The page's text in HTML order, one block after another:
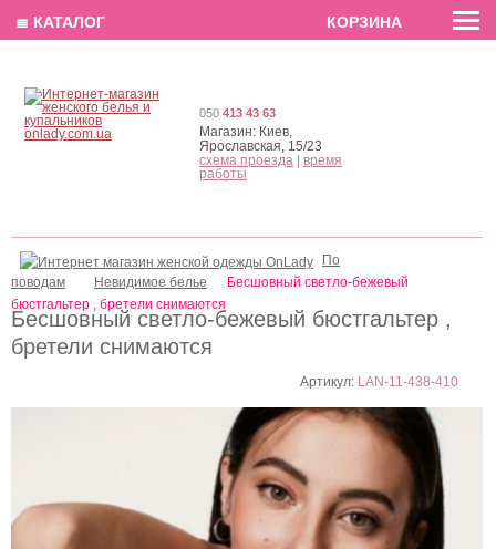
EN РУС
Бесшовный светло-бежевый бюстгальтер ,
бретели снимаются
Артикул: LAN-11-438-410
По
поводам
Невидимое белье
Бесшовный светло-бежевый
бюстгальтер , бретели снимаются
050 413 43 63
Магазин: Киев,
Ярославская, 15/23
схема проезда
время
работы
≣ КАТАЛОГ КОРЗИНА